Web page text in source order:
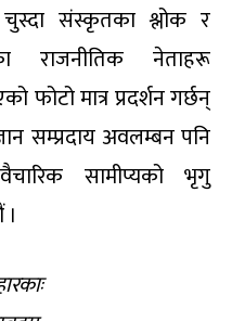
संस्कृतका श्लोक र
राजनीतिक नेताहरू
फोटो मात्र प्रदर्शन गर्छन्
सम्प्रदाय अवलम्बन पनि
सामीप्यको भृगु